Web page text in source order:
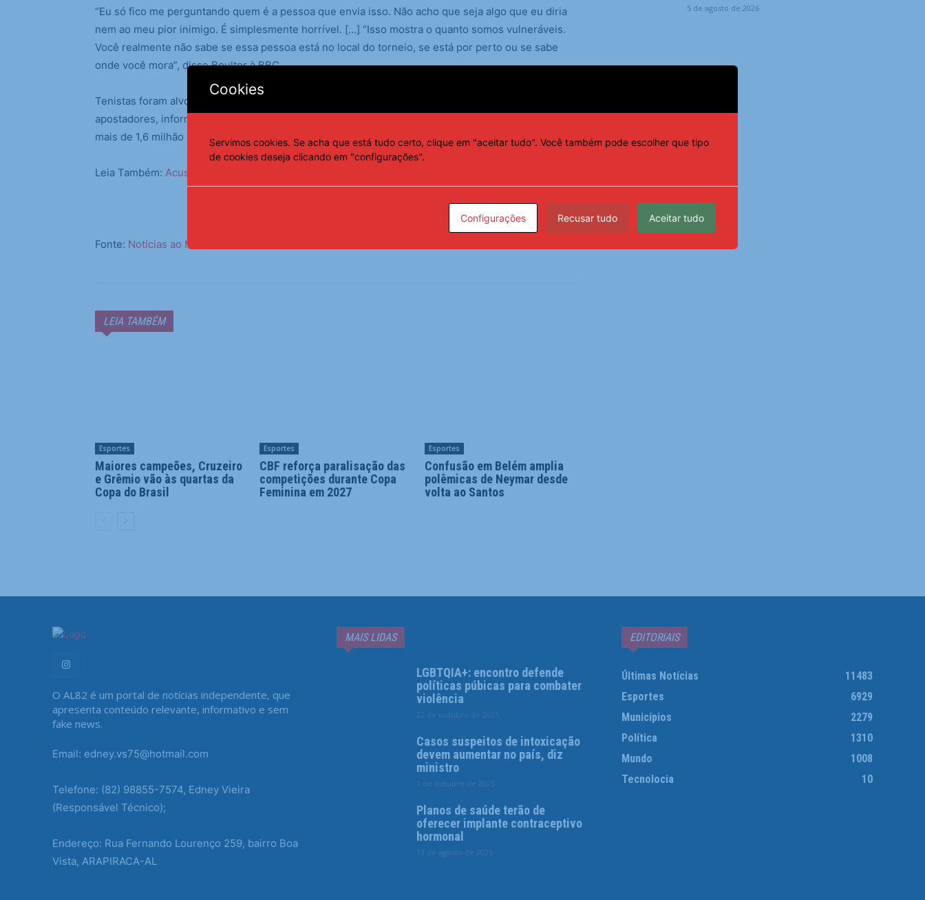
“Eu só fico me perguntando quem é a pessoa que envia isso. Não acho que seja algo que eu diria
nem ao meu pior inimigo. É simplesmente horrível. […] “Isso mostra o quanto somos vulneráveis.
Você realmente não sabe se essa pessoa está no local do torneio, se está por perto ou se sabe
onde você mora”, disse Boulter à BBC.
Tenistas foram alvo de cerca de 8 mil comentários abusivos em 2024, e 40% vieram de
apostadores, informou o relatório publicado pela WTA em junho deste ano. Foram monitorados
mais de 1,6 milhão de postagens e comentários em redes sociais.
Leia Também: Acusado de agressão, jogador só vai se pronunciar se caso for à Justiça
Fonte: Notícias ao Minuto
LEIA TAMBÉM
Esportes
Maiores campeões, Cruzeiro
e Grêmio vão às quartas da
Copa do Brasil
Esportes
CBF reforça paralisação das
competições durante Copa
Feminina em 2027
Esportes
Confusão em Belém amplia
polêmicas de Neymar desde
volta ao Santos
5 de agosto de 2026
O AL82 é um portal de notícias independente, que
apresenta conteúdo relevante, informativo e sem
fake news.
Email: edney.vs75@hotmail.com
Telefone: (82) 98855-7574, Edney Vieira
(Responsável Técnico);
Endereço: Rua Fernando Lourenço 259, bairro Boa
Vista, ARAPIRACA-AL
MAIS LIDAS
LGBTQIA+: encontro defende
políticas púbicas para combater
violência
22 de outubro de 2025
Casos suspeitos de intoxicação
devem aumentar no país, diz
ministro
1 de outubro de 2025
Planos de saúde terão de
oferecer implante contraceptivo
hormonal
13 de agosto de 2025
EDITORIAIS
Últimas Notícias
11483
Esportes
6929
Municípios
2279
Política
1310
Mundo
1008
Tecnolocia
10
Cookies
Servimos cookies. Se acha que está tudo certo, clique em "aceitar tudo". Você também pode escolher que tipo
de cookies deseja clicando em "configurações".
Configurações Recusar tudo Aceitar tudo